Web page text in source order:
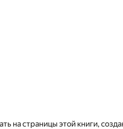
на страницы этой книги,